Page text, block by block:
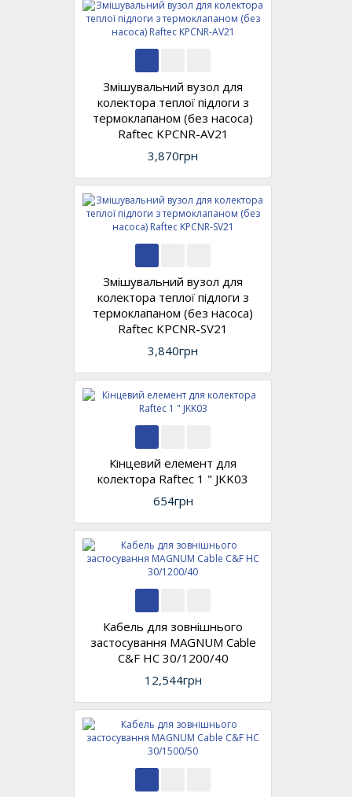
Змішувальний вузол для
колектора теплої підлоги з
термоклапаном (без насоса)
Raftec KPCNR-AV21
3,870грн
Змішувальний вузол для
колектора теплої підлоги з
термоклапаном (без насоса)
Raftec KPCNR-SV21
3,840грн
Кінцевий елемент для
колектора Raftec 1 " JKK03
654грн
Кабель для зовнішнього
застосування MAGNUM Cable
C&F HC 30/1200/40
12,544грн